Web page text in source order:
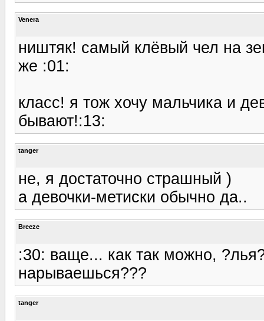
Venera
ништяк! самый клёвый чел на
же :01:
класс! я тож хочу мальчика и
бывают!:13:
tanger
не, я достаточно страшный )
а девочки-метиски обычно да..
Breeze
:30: ваще... как так можно,
нарываешься???
tanger